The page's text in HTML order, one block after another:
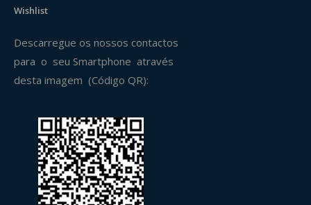
Wishlist
Descarregue os nossos contactos
para o seu Smartphone através
desta imagem (Código QR):